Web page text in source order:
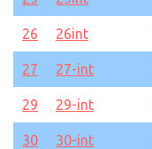
26 26int
27 27-int
29 29-int
30 30-int